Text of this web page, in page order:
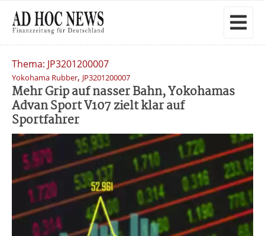
Thema: JP3201200007
Yokohama Rubber, JP3201200007
Mehr Grip auf nasser Bahn, Yokohamas
Advan Sport V107 zielt klar auf
Sportfahrer